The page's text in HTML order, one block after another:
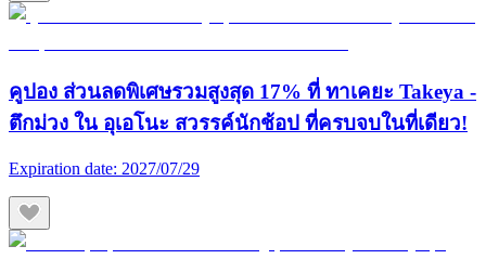
คูปอง ส่วนลดพิเศษรวมสูงสุด 17% ที่ ทาเคยะ Takeya -
ตึกม่วง ใน อุเอโนะ สวรรค์นักช้อป ที่ครบจบในที่เดียว!
Expiration date: 2027/07/29